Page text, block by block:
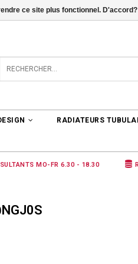
0 ARTICLES €0,00
RADIATEURS
MO-FR 6.30 - 18.30
ce site plus fonctionnel. D'accord?